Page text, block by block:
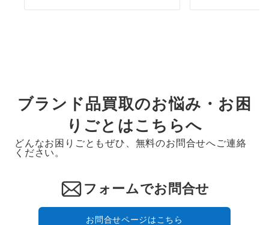
ブランド品買取のお悩み・お困
りごとはこちらへ
どんなお困りごともぜひ、無料のお問合せへご連絡
ください。
フォームでお問合せ
お問合せページはこちら